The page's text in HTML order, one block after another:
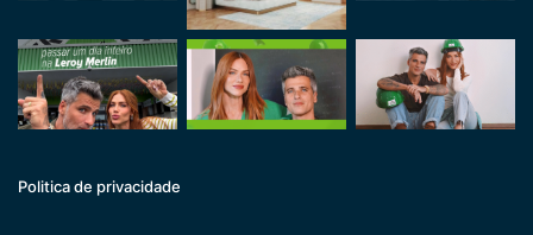
Politica de privacidade